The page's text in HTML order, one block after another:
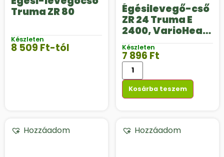
Truma ZR 80
Készleten
8 509 Ft-tól
Égésilevegő-cső
ZR 24 Truma E
2400, VarioHeat
eco
fűtőkészülékekh
ez
Készleten
7 896 Ft
Kosárba teszem
Hozzáadom Hozzáadom